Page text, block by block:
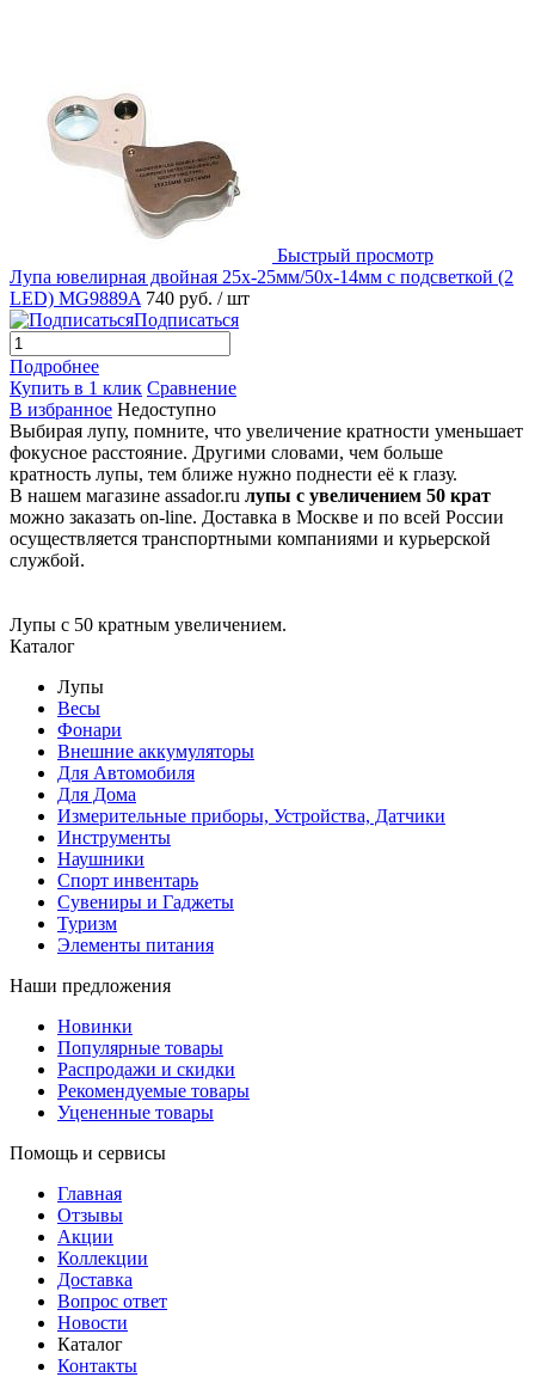
Быстрый просмотр
Лупа ювелирная двойная 25х-25мм/50x-14мм с подсветкой (2
LED) MG9889A 740 руб. / шт
Подписаться
Подробнее
Купить в 1 клик Сравнение
В избранное Недоступно
Выбирая лупу, помните, что увеличение кратности уменьшает
фокусное расстояние. Другими словами, чем больше
кратность лупы, тем ближе нужно поднести её к глазу.
В нашем магазине assador.ru лупы с увеличением 50 крат
можно заказать on-line. Доставка в Москве и по всей России
осуществляется транспортными компаниями и курьерской
службой.
Лупы с 50 кратным увеличением.
Каталог
Лупы
Весы
Фонари
Внешние аккумуляторы
Для Автомобиля
Для Дома
Измерительные приборы, Устройства, Датчики
Инструменты
Наушники
Спорт инвентарь
Сувениры и Гаджеты
Туризм
Элементы питания
Наши предложения
Новинки
Популярные товары
Распродажи и скидки
Рекомендуемые товары
Уцененные товары
Помощь и сервисы
Главная
Отзывы
Акции
Коллекции
Доставка
Вопрос ответ
Новости
Каталог
Контакты